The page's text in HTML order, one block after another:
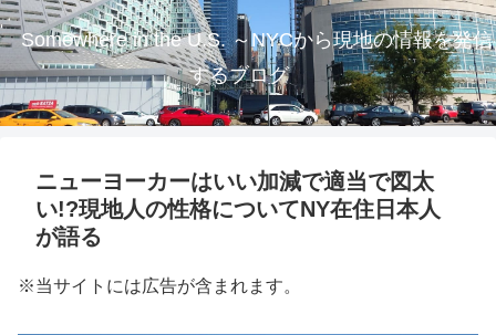
Somewhere in the U.S. ～NYCから現地の情報を発信
するブログ
ニューヨーカーはいい加減で適当で図太
い!?現地人の性格についてNY在住日本人
が語る
※当サイトには広告が含まれます。